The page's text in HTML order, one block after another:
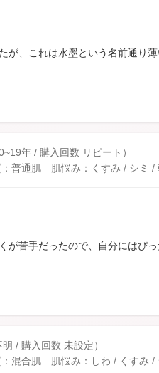
が、これは水墨という名前通り
年 / 購入回数 リピート）
普通肌 肌悩み：くすみ / シミ /
が苦手だったので、自分にはぴ
明 / 購入回数 未設定）
混合肌 肌悩み：しわ / くすみ /